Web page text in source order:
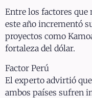
Entre los factores que
este año incrementó
proyectos como
fortaleza del dólar.
Factor Perú
El experto advirtió
ambos países sufren